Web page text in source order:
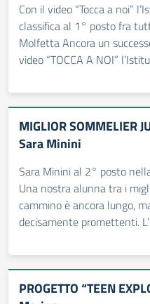
Con il video “Tocca a noi”
classifica al 1° posto fra
Molfetta Ancora un
video “TOCCA A NOI”
MIGLIOR SOMMELIER
Sara Minini
Sara Minini al 2° posto
Una nostra alunna tra i
cammino è ancora lungo,
decisamente promettenti.
PROGETTO “TEEN